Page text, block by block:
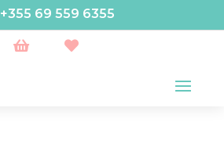
+355 69 559 6355
 